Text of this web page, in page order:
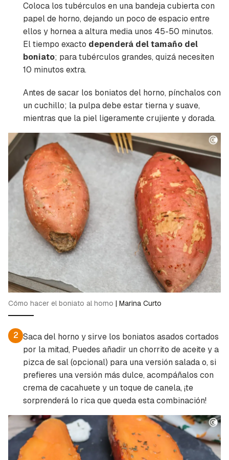
Hierro (mujeres)
1,4 mg 7,78%
Coloca los tubérculos en una bandeja cubierta con
papel de horno, dejando un poco de espacio entre
ellos y hornea a altura media unos 45-50 minutos.
El tiempo exacto dependerá del tamaño del
boniato; para tubérculos grandes, quizá necesiten
10 minutos extra.
Antes de sacar los boniatos del horno, pínchalos con
un cuchillo; la pulpa debe estar tierna y suave,
mientras que la piel ligeramente crujiente y dorada.
Cómo hacer el boniato al horno | Marina Curto
2 Saca del horno y sirve los boniatos asados cortados
por la mitad, Puedes añadir un chorrito de aceite y a
pizca de sal (opcional) para una versión salada o, si
prefieres una versión más dulce, acompáñalos con
crema de cacahuete y un toque de canela, ¡te
sorprenderá lo rica que queda esta combinación!